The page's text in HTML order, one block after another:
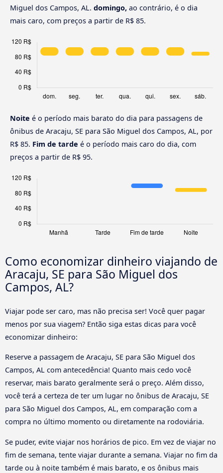
Miguel dos Campos, AL. domingo, ao contrário, é o dia
mais caro, com preços a partir de R$ 85.
Noite é o período mais barato do dia para passagens de
ônibus de Aracaju, SE para São Miguel dos Campos, AL, por
R$ 85. Fim de tarde é o período mais caro do dia, com
preços a partir de R$ 95.
Como economizar dinheiro viajando de
Aracaju, SE para São Miguel dos
Campos, AL?
Viajar pode ser caro, mas não precisa ser! Você quer pagar
menos por sua viagem? Então siga estas dicas para você
economizar dinheiro:
Reserve a passagem de Aracaju, SE para São Miguel dos
Campos, AL com antecedência! Quanto mais cedo você
reservar, mais barato geralmente será o preço. Além disso,
você terá a certeza de ter um lugar no ônibus de Aracaju, SE
para São Miguel dos Campos, AL, em comparação com a
compra no último momento ou diretamente na rodoviária.
Se puder, evite viajar nos horários de pico. Em vez de viajar no
fim de semana, tente viajar durante a semana. Viajar no fim da
tarde ou à noite também é mais barato, e os ônibus mais